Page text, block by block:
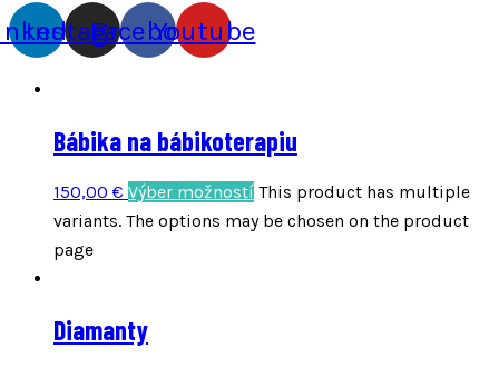
Instagram
Facebook
Youtube
Bábika na bábikoterapiu
150,00 € Výber možností This product has multiple
variants. The options may be chosen on the product
page
Diamanty